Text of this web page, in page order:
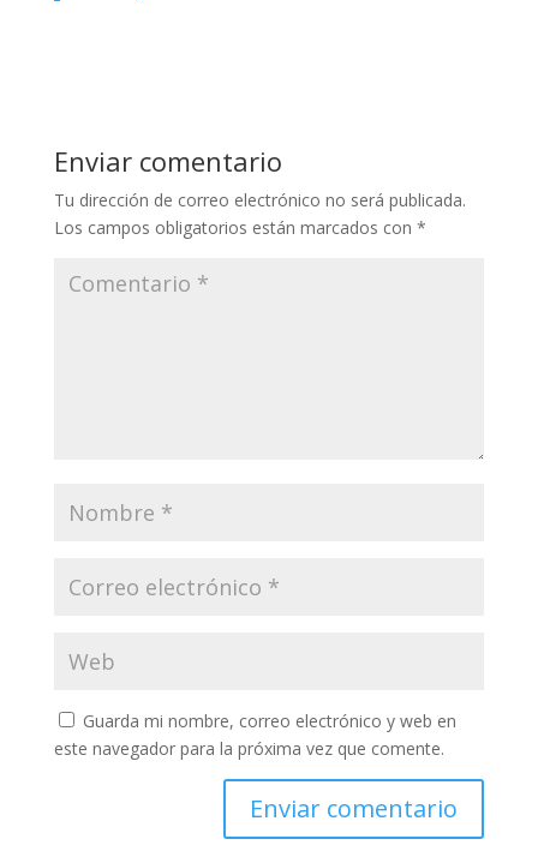
Enviar comentario
Tu dirección de correo electrónico no será publicada.
Los campos obligatorios están marcados con *
Guarda mi nombre, correo electrónico y web en
este navegador para la próxima vez que comente.